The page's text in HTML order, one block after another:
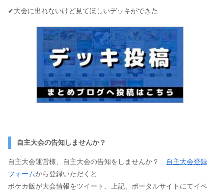
✔大会に出れないけど見てほしいデッキができた
自主大会の告知しませんか？
自主大会運営様、自主大会の告知をしませんか？
自主大会登録
フォームから登録いただくと
ポケカ飯が大会情報をツイート、上記、ポータルサイトにてイベ